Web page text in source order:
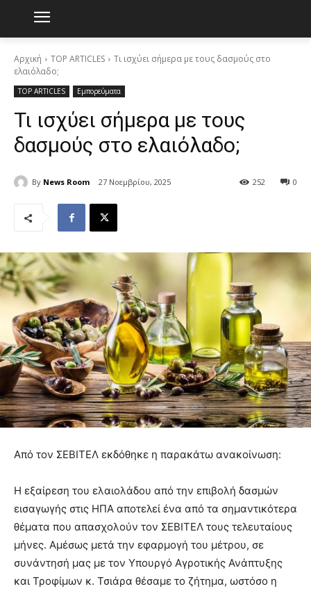
Αρχική TOP ARTICLES
Τι ισχύει σήμερα με τους δασμούς στο
ελαιόλαδο;
TOP ARTICLES Εμπορεύματα
Τι ισχύει σήμερα με τους
δασμούς στο ελαιόλαδο;
By News Room 27 Νοεμβρίου, 2025 0
252
Από τον ΣΕΒΙΤΕΛ εκδόθηκε η παρακάτω ανακοίνωση:
Η εξαίρεση του ελαιολάδου από την επιβολή δασμών
εισαγωγής στις ΗΠΑ αποτελεί ένα από τα σημαντικότερα
θέματα που απασχολούν τον ΣΕΒΙΤΕΛ τους τελευταίους
μήνες. Αμέσως μετά την εφαρμογή του μέτρου, σε
συνάντησή μας με τον Υπουργό Αγροτικής Ανάπτυξης
και Τροφίμων κ. Τσιάρα θέσαμε το ζήτημα, ωστόσο η